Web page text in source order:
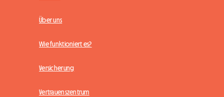
Über uns
Wie funktioniert es?
Versicherung
Vertrauenszentrum